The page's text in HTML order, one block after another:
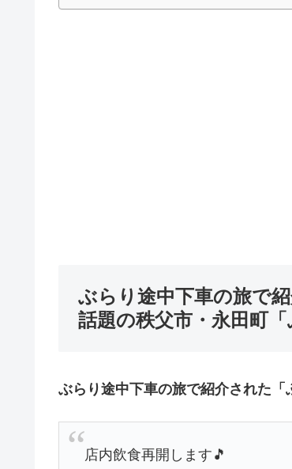
ぶらり途中下車の旅で
話題の秩父市・永田町
ぶらり途中下車の旅で紹介された「
店内飲食再開します🎵